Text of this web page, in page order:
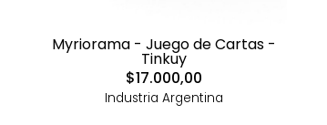
Myriorama - Juego de Cartas -
Tinkuy
$17.000,00
Industria Argentina